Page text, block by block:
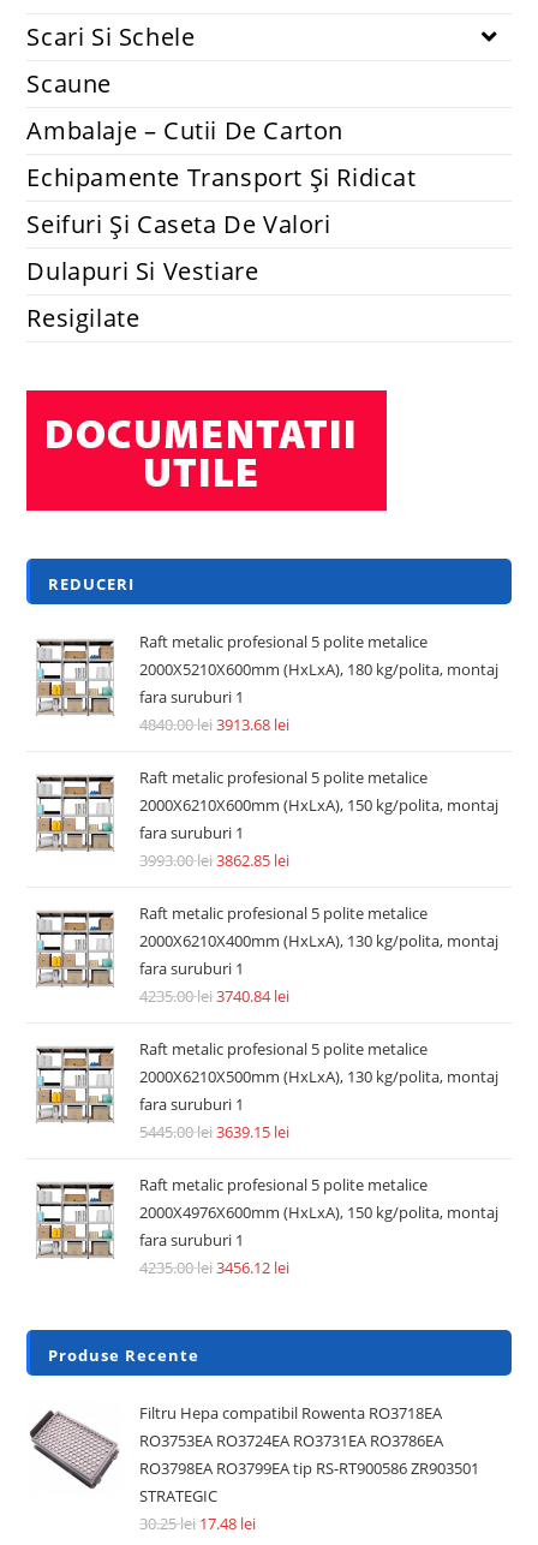
Scari Si Schele
Scaune
Ambalaje – Cutii De Carton
Echipamente Transport Și Ridicat
Seifuri Și Caseta De Valori
Dulapuri Si Vestiare
Resigilate
REDUCERI
Raft metalic profesional 5 polite metalice
2000X5210X600mm (HxLxA), 180 kg/polita, montaj
fara suruburi 1
4840.00lei3913.68 lei
Raft metalic profesional 5 polite metalice
2000X6210X600mm (HxLxA), 150 kg/polita, montaj
fara suruburi 1
3993.00lei3862.85 lei
Raft metalic profesional 5 polite metalice
2000X6210X400mm (HxLxA), 130 kg/polita, montaj
fara suruburi 1
4235.00lei3740.84lei
Raft metalic profesional 5 polite metalice
2000X6210X500mm (HxLxA), 130 kg/polita, montaj
fara suruburi 1
5445.00lei3639.15 lei
Raft metalic profesional 5 polite metalice
2000X4976X600mm (HxLxA), 150 kg/polita, montaj
fara suruburi 1
4235.00lei3456.12 lei
Produse Recente
Filtru Hepa compatibil Rowenta RO3718EA
RO3753EA RO3724EA RO3731EA RO3786EA
RO3798EA RO3799EA tip RS-RT900586 ZR903501
STRATEGIC
30.25lei 17.48 lei